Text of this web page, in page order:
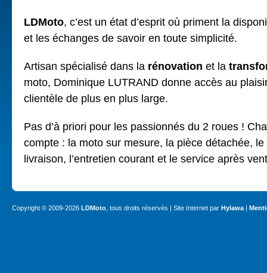
LDMoto, c’est un état d’esprit où priment la
et les échanges de savoir en toute simplicité.
Artisan spécialisé dans la rénovation et la
moto, Dominique LUTRAND donne accès au
clientèle de plus en plus large.
Pas d’à priori pour les passionnés du 2 roues !
compte : la moto sur mesure, la pièce détachée,
livraison, l’entretien courant et le service après
Copyright © 2009-2026 LDMoto , tous droits réservés | Site Internet par Hylawa |